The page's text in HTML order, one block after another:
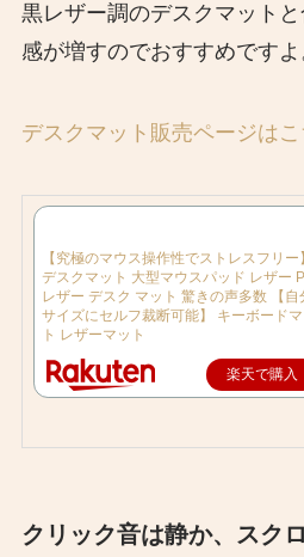
黒レザー調のデスクマット
感が増すのでおすすめですよ
デスクマット販売ページはこ
【究極のマウス操作性でストレスフリー】
デスクマット 大型マウスパッド レザー
レザー デスク マット 驚きの声多数 【自
サイズにセルフ裁断可能】 キーボードマ
ト レザーマット
楽天で購入
クリック音は静か、スク